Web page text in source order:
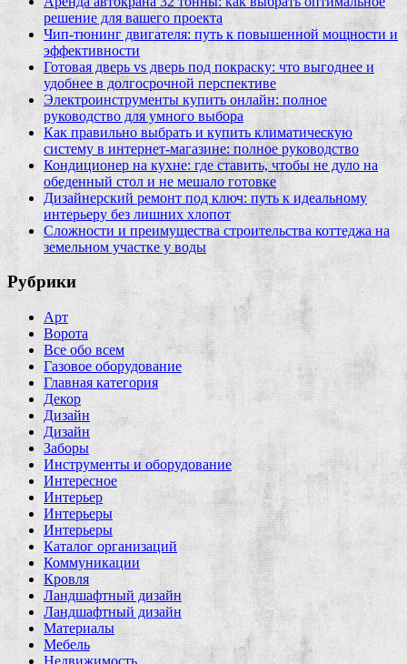
решение для вашего проекта
Чип‑тюнинг двигателя: путь к повышенной мощности и
эффективности
Готовая дверь vs дверь под покраску: что выгоднее и
удобнее в долгосрочной перспективе
Электроинструменты купить онлайн: полное
руководство для умного выбора
Как правильно выбрать и купить климатическую
систему в интернет‑магазине: полное руководство
Кондиционер на кухне: где ставить, чтобы не дуло на
обеденный стол и не мешало готовке
Дизайнерский ремонт под ключ: путь к идеальному
интерьеру без лишних хлопот
Сложности и преимущества строительства коттеджа на
земельном участке у воды
Рубрики
Арт
Ворота
Все обо всем
Газовое оборудование
Главная категория
Декор
Дизайн
Дизайн
Заборы
Инструменты и оборудование
Интересное
Интерьер
Интерьеры
Интерьеры
Каталог организаций
Коммуникации
Кровля
Ландшафтный дизайн
Ландшафтный дизайн
Материалы
Мебель